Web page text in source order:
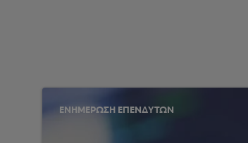
ΕΝΗΜΕΡΩΣΗ ΕΠΕΝΔΥΤΩΝ